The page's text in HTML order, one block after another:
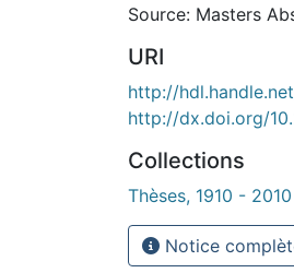
Source: Masters
URI
http://
http://dx.doi.org/
Collections
Thèses, 1910 -
Notice